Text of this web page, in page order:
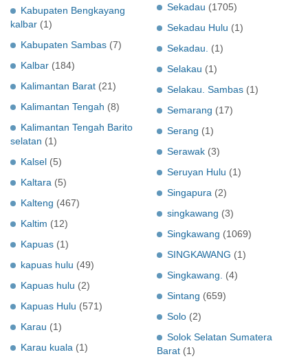
Kabupaten Bengkayang
kalbar (1)
Kabupaten Sambas (7)
Kalbar (184)
Kalimantan Barat (21)
Kalimantan Tengah (8)
Kalimantan Tengah Barito
selatan (1)
Kalsel (5)
Kaltara (5)
Kalteng (467)
Kaltim (12)
Kapuas (1)
kapuas hulu (49)
Kapuas hulu (2)
Kapuas Hulu (571)
Karau (1)
Karau kuala (1)
Sekadau (1705)
Sekadau Hulu (1)
Sekadau.
(1)
Selakau (1)
Selakau. Sambas (1)
Semarang (17)
Serang (1)
Serawak (3)
Seruyan Hulu (1)
Singapura (2)
singkawang (3)
Singkawang (1069)
SINGKAWANG (1)
Singkawang.
(4)
Sintang (659)
Solo (2)
Solok Selatan Sumatera
Barat (1)